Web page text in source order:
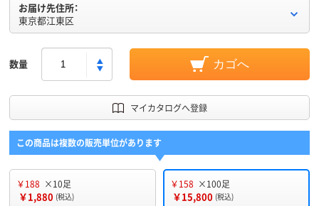
お届け先住所：
東京都江東区
数量 カゴへ
マイカタログへ登録
この商品は複数の販売単位があります
￥188 ×10足
￥1,880 (税込)
￥158 ×100足
￥15,800 (税込)